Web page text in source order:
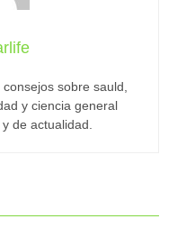
sobre sauld,
y ciencia general
de actualidad.